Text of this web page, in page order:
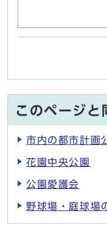
このページと
市内の都市計画
花園中央公園
公園愛護会
野球場・庭球場